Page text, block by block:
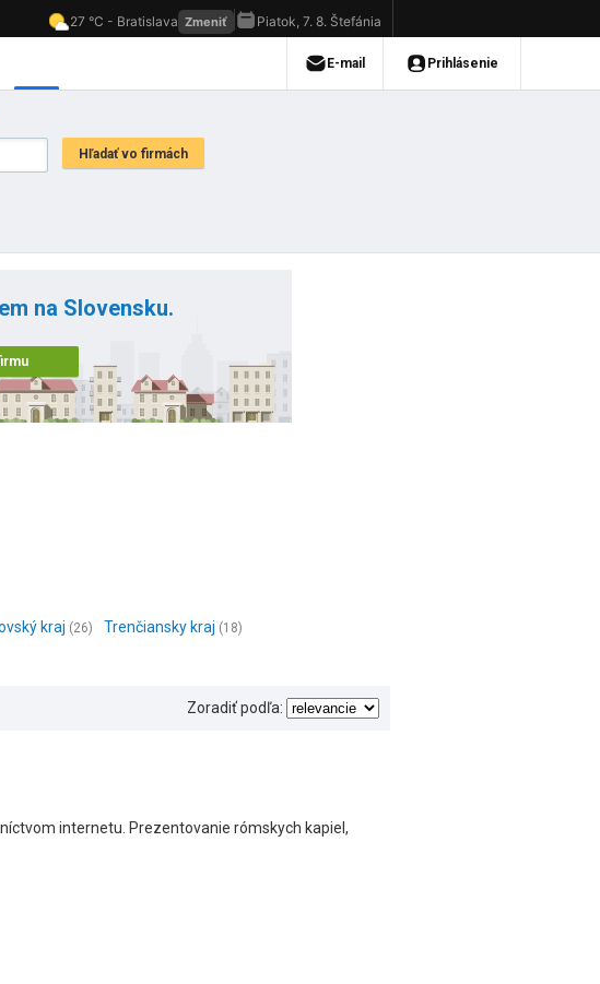
na Slovensku.
kraj (26) Trenčiansky kraj (18)
Zoradiť podľa:
internetu. Prezentovanie rómskych kapiel,